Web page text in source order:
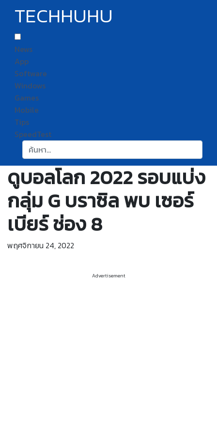
TECHHUHU
News
App
Software
Windows
Games
Mobile
Tips
SpeedTest
ค้นหา:
ดูบอลโลก 2022 รอบแบ่ง
กลุ่ม G บราซิล พบ เซอร์
เบียร์ ช่อง 8
พฤศจิกายน 24, 2022
Advertisement